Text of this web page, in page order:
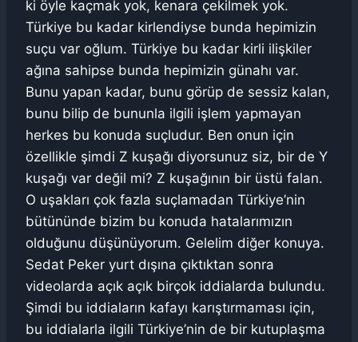
ki öyle kaçmak yok, kenara çekilmek yok.
Türkiye bu kadar kirlendiyse bunda hepimizin
suçu var oğlum. Türkiye bu kadar kirli ilişkiler
ağına sahipse bunda hepimizin günahı var.
Bunu yapan kadar, bunu görüp de sessiz kalan,
bunu bilip de bununla ilgili işlem yapmayan
herkes bu konuda suçludur. Ben onun için
özellikle şimdi Z kuşağı diyorsunuz siz, bir de Y
kuşağı var değil mi? Z kuşağının bir üstü falan.
O uşakları çok fazla suçlamadan Türkiye’nin
bütününde bizim bu konuda hatalarımızın
olduğunu düşünüyorum. Gelelim diğer konuya.
Sedat Peker yurt dışına çıktıktan sonra
videolarda açık açık birçok iddialarda bulundu.
Şimdi bu iddiaların kafayı karıştırmaması için,
bu iddialarla ilgili Türkiye’nin de bir kutuplaşma